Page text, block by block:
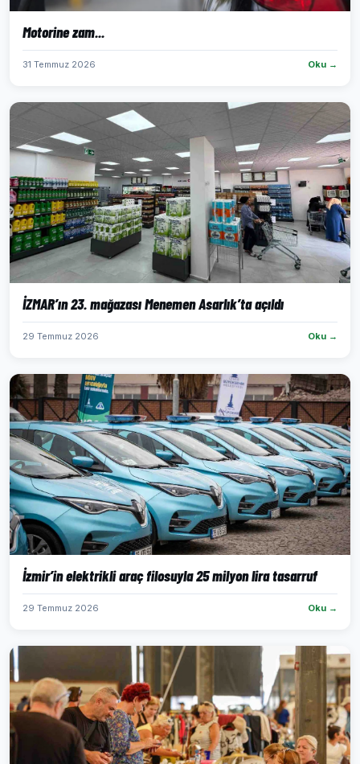
Motorine zam...
31 Temmuz 2026 Oku →
İZMAR’ın 23. mağazası Menemen Asarlık’ta açıldı
29 Temmuz 2026 Oku →
İzmir’in elektrikli araç filosuyla 25 milyon lira tasarruf
29 Temmuz 2026 Oku →